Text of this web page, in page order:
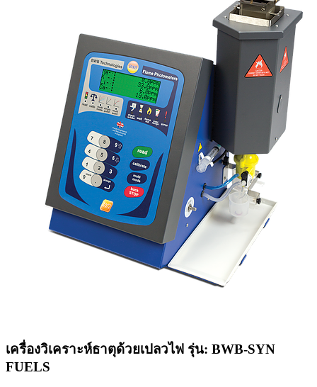
เครื่องวิเคราะห์ธาตุด้วยเปลวไฟ รุ่น: BWB-SYN
FUELS